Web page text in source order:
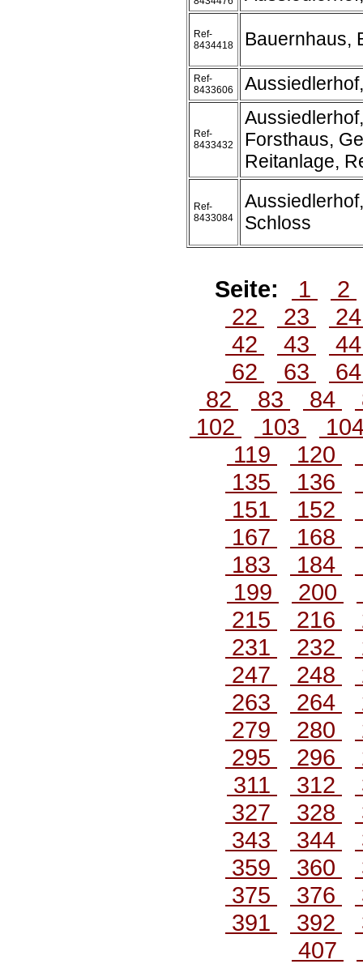
Ref-
8434418
Bauernhaus,
Ref-
8433606
Ref-
8433432
Forsthaus,
Reitanlage,
Ref-
8433084
Schloss
Seite: 1
2
22
23
42
43
62
63
82
83 84
102
103
119
120
135
136
151
152
167
168
183
184
199
200
215
216
231
232
247
248
263
264
279
280
295
296
311
312
327
328
343
344
359
360
375
376
391
392
407